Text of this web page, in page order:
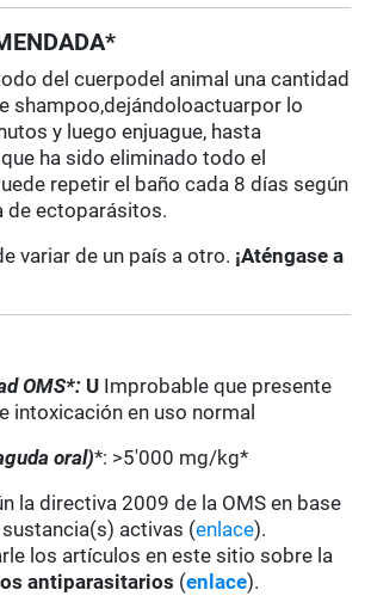
del cuerpodel animal una cantidad
shampoo,dejándoloactuarpor lo
y luego enjuague, hasta
ha sido eliminado todo el
repetir el baño cada 8 días según
de ectoparásitos.
variar de un país a otro. ¡Aténgase a
OMS*: U Improbable que presente
intoxicación en uso normal
oral)*: >5'000 mg/kg*
la directiva 2009 de la OMS en base
activas (enlace).
los artículos en este sitio sobre la
antiparasitarios (enlace).